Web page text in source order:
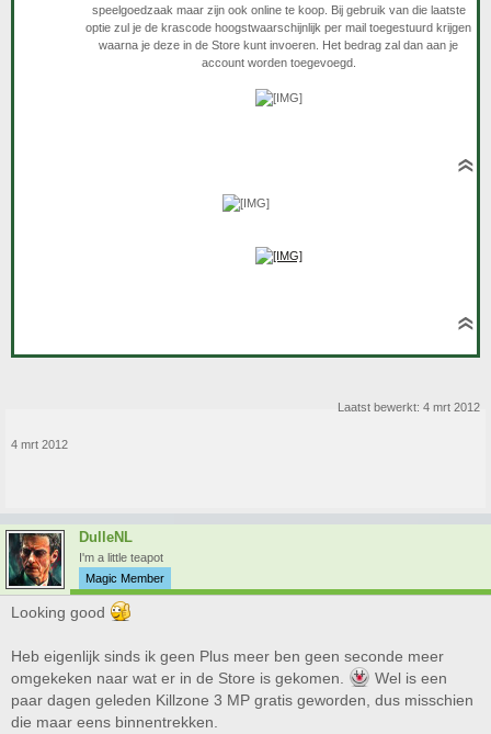
speelgoedzaak maar zijn ook online te koop. Bij gebruik van die laatste
optie zul je de krascode hoogstwaarschijnlijk per mail toegestuurd krijgen
waarna je deze in de Store kunt invoeren. Het bedrag zal dan aan je
account worden toegevoegd.
Laatst bewerkt: 4 mrt 2012
4 mrt 2012
DulleNL
I'm a little teapot
Magic Member
Looking good
Heb eigenlijk sinds ik geen Plus meer ben geen seconde meer
omgekeken naar wat er in de Store is gekomen.
Wel is een
paar dagen geleden Killzone 3 MP gratis geworden, dus misschien
die maar eens binnentrekken.